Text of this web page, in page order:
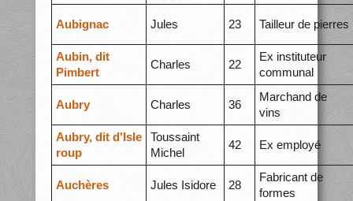
Aubignac Jules 23 Tailleur de pierres
Aubin, dit
Pimbert
Charles 22
Ex instituteur
communal
Aubry Charles 36
Marchand de
vins
Aubry, dit d'Isle
roup
Toussaint
Michel
42 Ex employé
Auchères Jules Isidore 28
Fabricant de
formes